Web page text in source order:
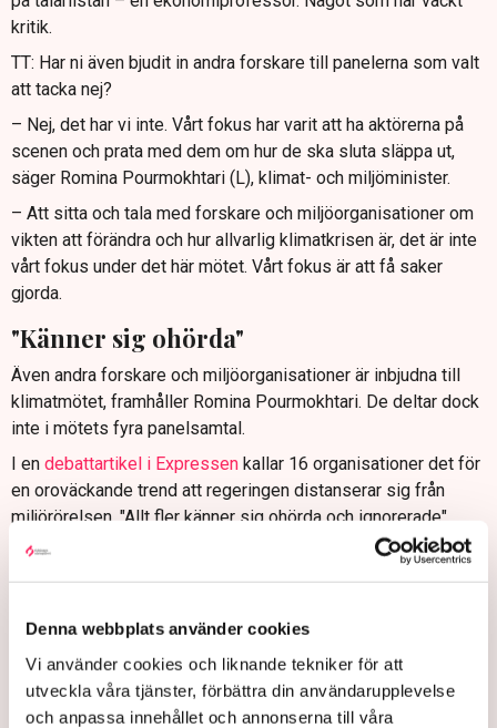
Denna webbplats använder cookies
Vi använder cookies och liknande tekniker för att
utveckla våra tjänster, förbättra din användarupplevelse
och anpassa innehållet och annonserna till våra
kritik.
TT: Har ni även bjudit in andra forskare till panelerna som valt
att tacka nej?
– Nej, det har vi inte. Vårt fokus har varit att ha aktörerna på
scenen och prata med dem om hur de ska sluta släppa ut,
säger Romina Pourmokhtari (L), klimat- och miljöminister.
– Att sitta och tala med forskare och miljöorganisationer om
vikten att förändra och hur allvarlig klimatkrisen är, det är inte
vårt fokus under det här mötet. Vårt fokus är att få saker
gjorda.
"Känner sig ohörda"
Även andra forskare och miljöorganisationer är inbjudna till
klimatmötet, framhåller Romina Pourmokhtari. De deltar dock
inte i mötets fyra panelsamtal.
I en debattartikel i Expressen kallar 16 organisationer det för
en oroväckande trend att regeringen distanserar sig från
miljörörelsen. "Allt fler känner sig ohörda och ignorerade",
skriver företrädarna.
– Jag delar inte den bilden. Jag träffar med jämna mellanrum
och Naturskyddsföreningen kommer att vara på plats under
mötet, säger Romina Pourmokhtari.
"Nördiga hållbarhetschefer"